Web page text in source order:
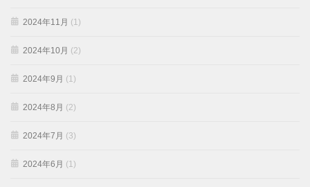
2024年11月 (1)
2024年10月 (2)
2024年9月 (1)
2024年8月 (2)
2024年7月 (3)
2024年6月 (1)